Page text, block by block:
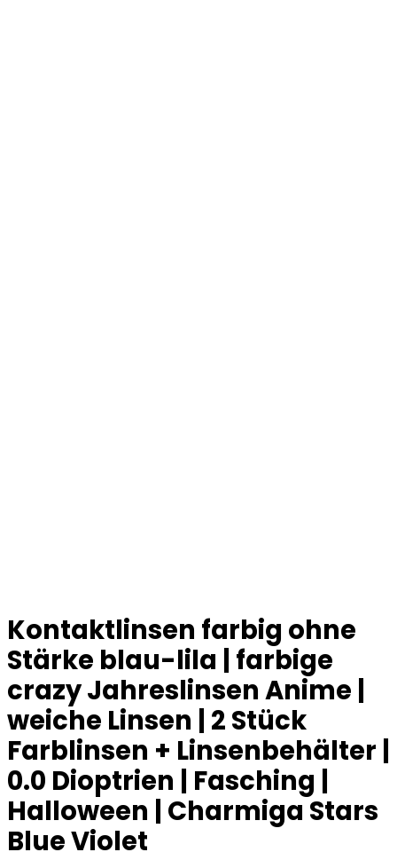
Kontaktlinsen farbig ohne
Stärke blau-lila | farbige
crazy Jahreslinsen Anime |
weiche Linsen | 2 Stück
Farblinsen + Linsenbehälter |
0.0 Dioptrien | Fasching |
Halloween | Charmiga Stars
Blue Violet